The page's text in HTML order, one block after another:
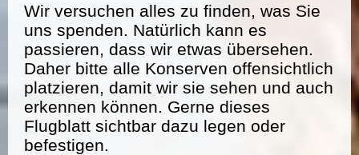
Wir versuchen alles zu finden, was Sie
uns spenden. Natürlich kann es
passieren, dass wir etwas übersehen.
Daher bitte alle Konserven offensichtlich
platzieren, damit wir sie sehen und auch
erkennen können. Gerne dieses
Flugblatt sichtbar dazu legen oder
befestigen.